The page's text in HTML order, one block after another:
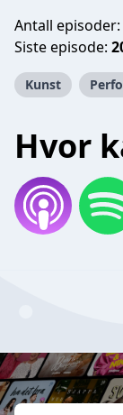
Antall episoder:
Siste episode:
Kunst
Hvor